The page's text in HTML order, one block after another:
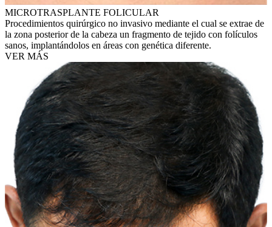
MICROTRASPLANTE FOLICULAR
Procedimientos quirúrgico no invasivo mediante el cual se extrae de
la zona posterior de la cabeza un fragmento de tejido con folículos
sanos, implantándolos en áreas con genética diferente.
VER MÁS